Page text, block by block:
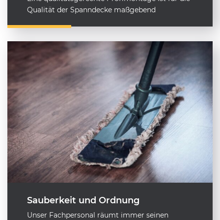
Qualität der Spanndecke maßgebend
Sauberkeit und Ordnung
Unser Fachpersonal räumt immer seinen